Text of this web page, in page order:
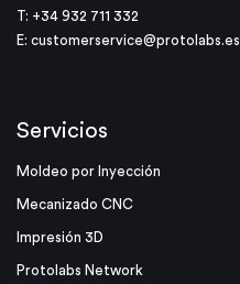
T: +34 932 711 332
E: customerservice@protolabs.es
Servicios
Moldeo por Inyección
Mecanizado CNC
Impresión 3D
Protolabs Network